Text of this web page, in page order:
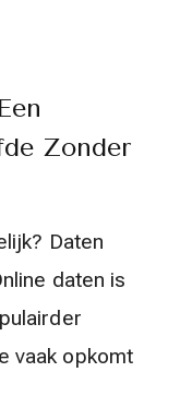
Zonder
Daten
daten is
vaak opkomt